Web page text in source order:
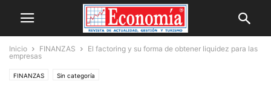
Inicio FINANZAS
El factoring y su forma de obtener liquidez para las
empresas
FINANZAS Sin categoría